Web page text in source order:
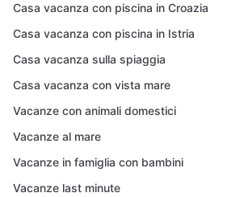
Casa vacanza con piscina in Croazia
Casa vacanza con piscina in Istria
Casa vacanza sulla spiaggia
Casa vacanza con vista mare
Vacanze con animali domestici
Vacanze al mare
Vacanze in famiglia con bambini
Vacanze last minute